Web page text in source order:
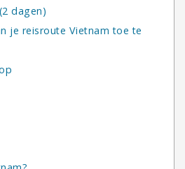
dagen)
je reisroute Vietnam toe te